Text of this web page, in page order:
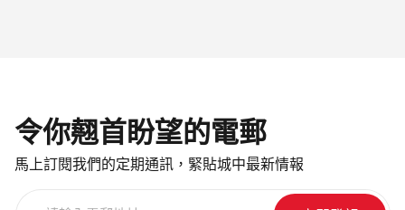
令你翹首盼望的電郵
馬上訂閱我們的定期通訊，緊貼城中最新情報